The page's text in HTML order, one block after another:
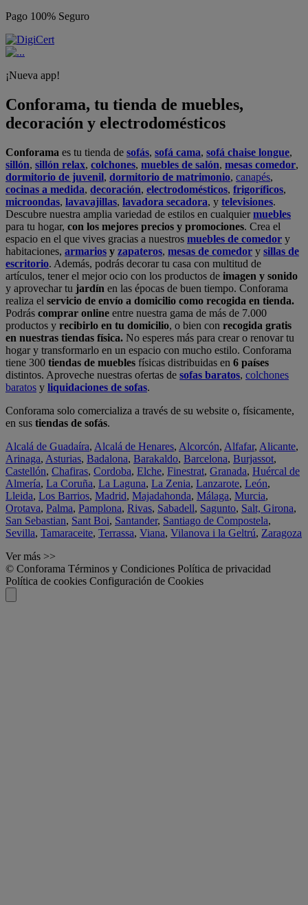
Pago 100% Seguro
¡Nueva app!
Conforama, tu tienda de muebles,
decoración y electrodomésticos
Conforama es tu tienda de sofás, sofá cama, sofá chaise longue,
sillón, sillón relax, colchones, muebles de salón, mesas comedor,
dormitorio de juvenil, dormitorio de matrimonio, canapés,
cocinas a medida, decoración, electrodomésticos, frigoríficos,
microondas, lavavajillas, lavadora secadora, y televisiones.
Descubre nuestra amplia variedad de estilos en cualquiermuebles
para tu hogar, con los mejores precios y promociones. Crea el
espacio en el que vives gracias a nuestros muebles de comedor y
habitaciones, armarios y zapateros, mesas de comedor y sillas de
escritorio. Además, podrás decorar tu casa con multitud de
artículos, tener el mejor ocio con los productos de imagen y sonido
y aprovechar tu jardín en las épocas de buen tiempo. Conforama
realiza el servicio de envío a domicilio como recogida en tienda.
Podrás comprar online entre nuestra gama de más de 7.000
productos y recibirlo en tu domicilio, o bien con recogida gratis
en nuestras tiendas física. No esperes más para crear o renovar tu
hogar y transformarlo en un espacio con mucho estilo. Conforama
tiene 300 tiendas de muebles físicas distribuidas en 6 países
distintos. Aproveche nuestras ofertas de sofas baratos, colchones
baratos y liquidaciones de sofas.
Conforama solo comercializa a través de su website o, físicamente,
en sus tiendas de sofás.
Alcalá de Guadaíra, Alcalá de Henares, Alcorcón, Alfafar, Alicante,
Arinaga, Asturias, Badalona, Barakaldo, Barcelona, Burjassot,
Castellón, Chafiras, Cordoba, Elche, Finestrat, Granada, Huércal de
Almería, La Coruña, La Laguna, La Zenia, Lanzarote, León,
Lleida, Los Barrios, Madrid, Majadahonda, Málaga, Murcia,
Orotava, Palma, Pamplona, Rivas, Sabadell, Sagunto, Salt, Girona,
San Sebastian, Sant Boi, Santander, Santiago de Compostela,
Sevilla, Tamaraceite, Terrassa, Viana, Vilanova i la Geltrú, Zaragoza
Ver más >>
© Conforama Términos y Condiciones Política de privacidad
Política de cookies Configuración de Cookies